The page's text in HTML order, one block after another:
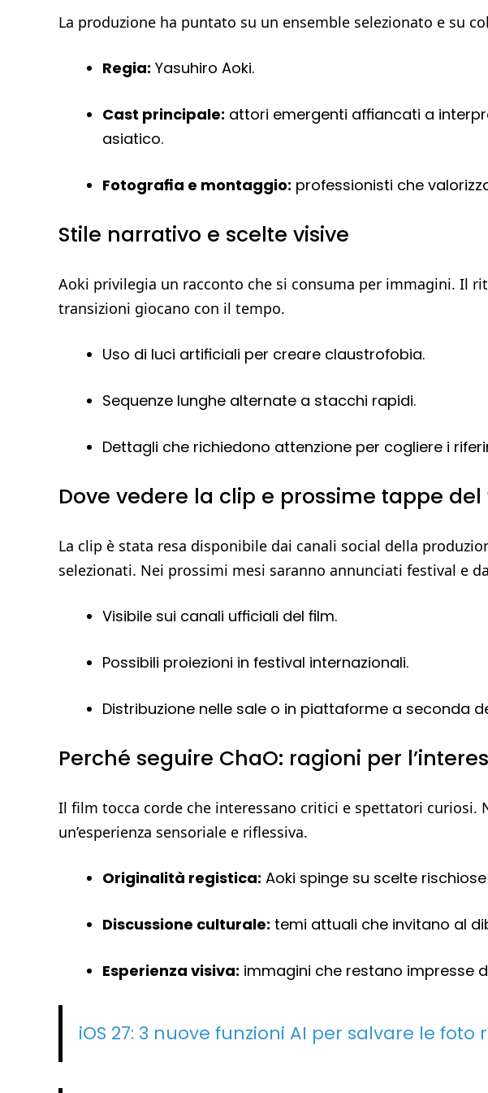
La produzione ha puntato su un ensemble selezionato e su
Regia: Yasuhiro Aoki.
Cast principale: attori emergenti affiancati a
asiatico.
Fotografia e montaggio: professionisti che
Stile narrativo e scelte visive
Aoki privilegia un racconto che si consuma per immagini. Il
transizioni giocano con il tempo.
Uso di luci artificiali per creare claustrofobia.
Sequenze lunghe alternate a stacchi rapidi.
Dettagli che richiedono attenzione per cogliere i
Dove vedere la clip e prossime tappe
La clip è stata resa disponibile dai canali social della
selezionati. Nei prossimi mesi saranno annunciati festival e
Visibile sui canali ufficiali del film.
Possibili proiezioni in festival internazionali.
Distribuzione nelle sale o in piattaforme a seconda
Perché seguire ChaO: ragioni per
Il film tocca corde che interessano critici e spettatori curiosi.
un’esperienza sensoriale e riflessiva.
Originalità registica: Aoki spinge su scelte
Discussione culturale: temi attuali che invitano al
Esperienza visiva: immagini che restano impresse
iOS 27: 3 nuove funzioni AI per salvare le foto